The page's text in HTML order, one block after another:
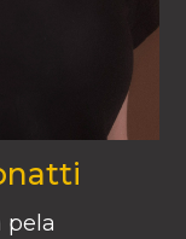
pela